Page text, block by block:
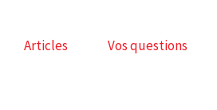
Articles Vos questions